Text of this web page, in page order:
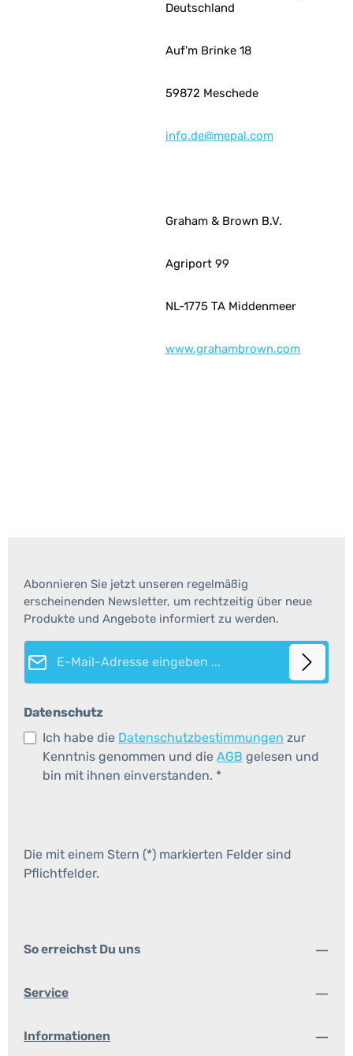
Deutschland
Auf'm Brinke 18
59872 Meschede
info.de@mepal.com
Graham & Brown B.V.
Agriport 99
NL-1775 TA Middenmeer
www.grahambrown.com
Abonnieren Sie jetzt unseren regelmäßig
erscheinenden Newsletter, um rechtzeitig über neue
Produkte und Angebote informiert zu werden.
E-Mail-Adresse*
Datenschutz
Ich habe die Datenschutzbestimmungen zur
Kenntnis genommen und die AGB gelesen und
bin mit ihnen einverstanden. *
Die mit einem Stern (*) markierten Felder sind
Pflichtfelder.
So erreichst Du uns
Service
Informationen